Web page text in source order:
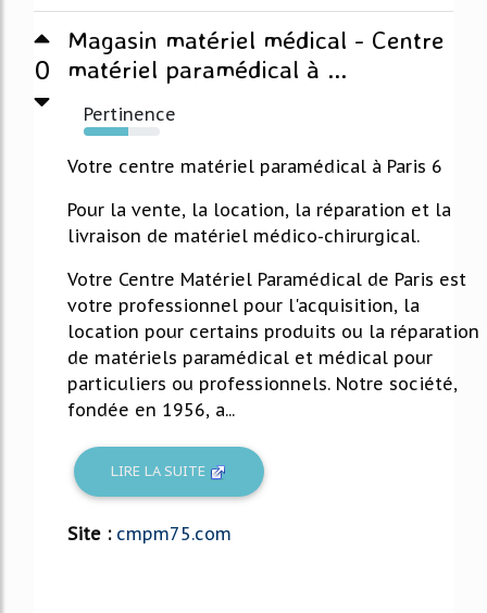
0
Magasin matériel médical - Centre
matériel paramédical à ...
Pertinence
59%
Votre centre matériel paramédical à Paris 6
Pour la vente, la location, la réparation et la
livraison de matériel médico-chirurgical.
Votre Centre Matériel Paramédical de Paris est
votre professionnel pour l'acquisition, la
location pour certains produits ou la réparation
de matériels paramédical et médical pour
particuliers ou professionnels. Notre société,
fondée en 1956, a...
LIRE LA SUITE
Site : cmpm75.com